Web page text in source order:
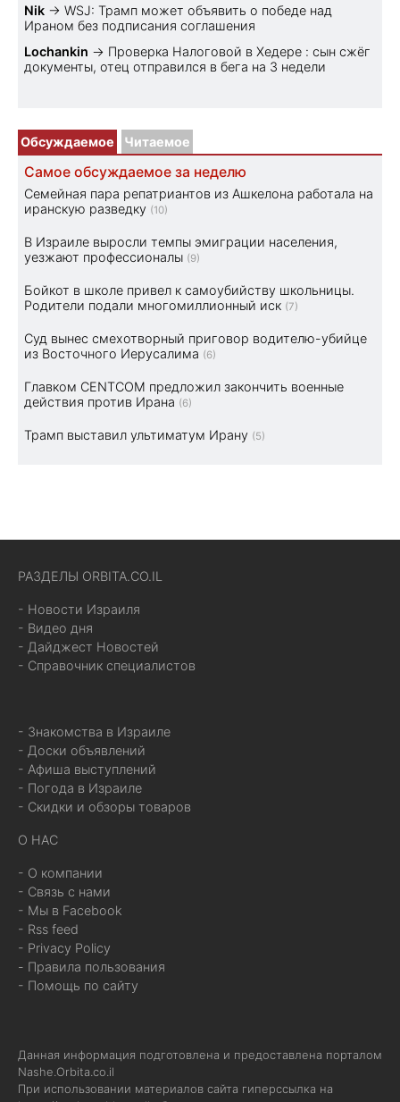
Nik → WSJ: Трамп может объявить о победе над
Ираном без подписания соглашения
Lochankin → Проверка Налоговой в Хедере : сын сжёг
документы, отец отправился в бега на 3 недели
Обсуждаемое Читаемое
Самое обсуждаемое за неделю
Семейная пара репатриантов из Ашкелона работала на
иранскую разведку (10)
В Израиле выросли темпы эмиграции населения,
уезжают профессионалы (9)
Бойкот в школе привел к самоубийству школьницы.
Родители подали многомиллионный иск (7)
Суд вынес смехотворный приговор водителю-убийце
из Восточного Иерусалима (6)
Главком CENTCOM предложил закончить военные
действия против Ирана (6)
Трамп выставил ультиматум Ирану (5)
РАЗДЕЛЫ ORBITA.CO.IL
- Новости Израиля
- Видео дня
- Дайджест Новостей
- Справочник специалистов
- Знакомства в Израиле
- Доски объявлений
- Афиша выступлений
- Погода в Израиле
- Скидки и обзоры товаров
О НАС
- О компании
- Связь с нами
- Мы в Facebook
- Rss feed
- Privacy Policy
- Правила пользования
- Помощь по сайту
Данная информация подготовлена и предоставлена порталом
Nashe.Orbita.co.il
При использовании материалов сайта гиперссылка на